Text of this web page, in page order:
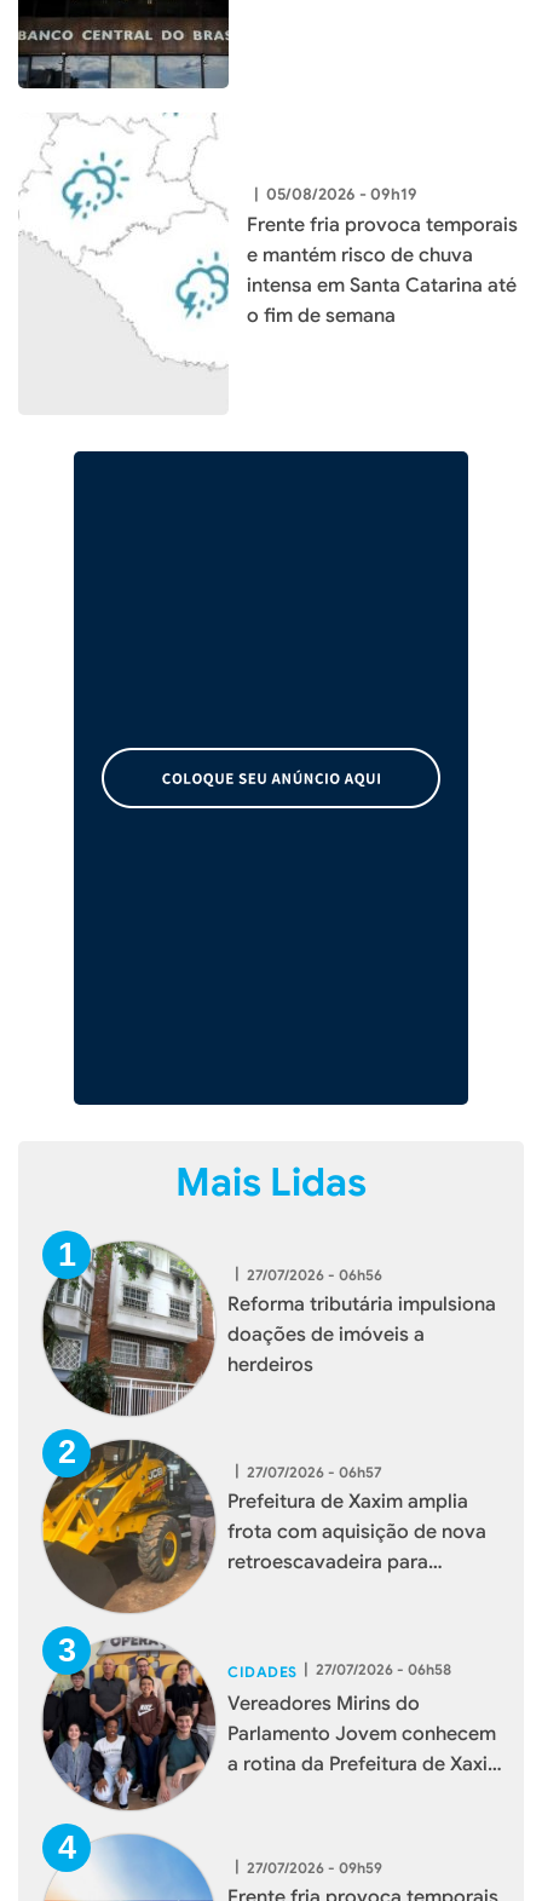
| 05/08/2026 - 09h19
Frente fria provoca temporais
e mantém risco de chuva
intensa em Santa Catarina até
o fim de semana
Mais Lidas
| 27/07/2026 - 06h56
Reforma tributária impulsiona
doações de imóveis a
herdeiros
| 27/07/2026 - 06h57
Prefeitura de Xaxim amplia
frota com aquisição de nova
retroescavadeira para
CIDADES | 27/07/2026 - 06h58
Vereadores Mirins do
Parlamento Jovem conhecem
a rotina da Prefeitura de Xaxim
| 27/07/2026 - 09h59